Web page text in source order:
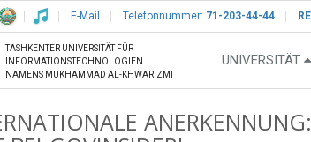
E-Mail Telefonnummer: 71-203-44-44
TASHKENTER UNIVERSITÄT FÜR
INFORMATIONSTECHNOLOGIEN
NAMENS MUKHAMMAD AL-KHWARIZMI
UNIVERSITÄT